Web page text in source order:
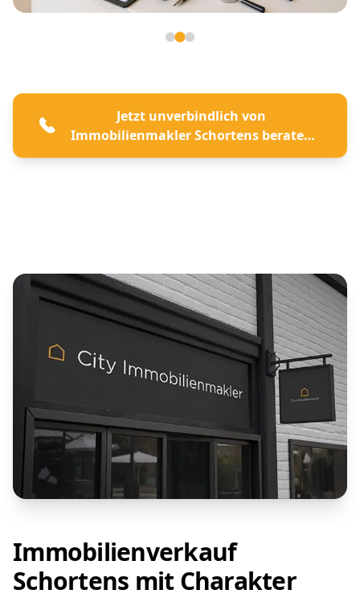
Jetzt unverbindlich von
Immobilienmakler Schortens beraten
lassen
Immobilienverkauf
Schortens mit Charakter